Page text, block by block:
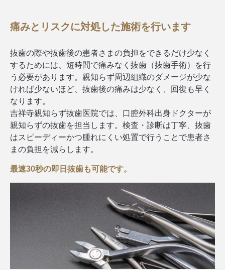
痛みとリスクに対処した施術を行います
抜歯の際や抜歯後の患者さまの負担をできるだけ少なく
するためには、短時間で痛みなく抜歯（抜歯手術）を行
う必要があります。親知らず周辺組織のダメージが少な
ければ少ないほど、抜歯後の痛みは少なく、回復も早く
なります。
吉祥寺親知らず抜歯医院では、口腔外科出身ドクターが
親知らずの抜歯を担当します。検査・診断は丁寧、抜歯
はスピーディーかつ腫れにくい処置で行うことで患者さ
まの負担を減らします。
最速30秒の即日抜歯も可能です。